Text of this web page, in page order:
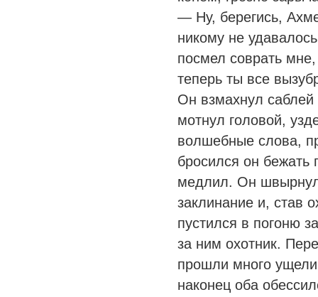
— Ну, берегись,
никому не
посмел соврать
теперь ты все
Он взмахнул саблей
мотнул головой,
волшебные слова,
бросился он
медлил. Он
заклинание и, став
пустился в погоню
за ним охотник.
прошли много
наконец оба